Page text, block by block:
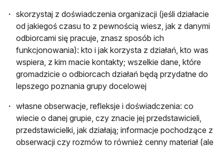
skorzystaj z doświadczenia organizacji (jeśli działacie
od jakiegoś czasu to z pewnością wiesz, jak z danymi
odbiorcami się pracuje, znasz sposób ich
funkcjonowania): kto i jak korzysta z działań, kto was
wspiera, z kim macie kontakty; wszelkie dane, które
gromadzicie o odbiorcach działań będą przydatne do
lepszego poznania grupy docelowej
własne obserwacje, refleksje i doświadczenia: co
wiecie o danej grupie, czy znacie jej przedstawicieli,
przedstawicielki, jak działają; informacje pochodzące z
obserwacji czy rozmów to również cenny materiał (ale